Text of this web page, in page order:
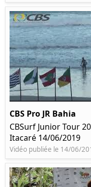
CBS Pro JR Bahia
CBSurf Junior Tour
Itacaré 14/06/2019
Vidéo publiée le 14/06/